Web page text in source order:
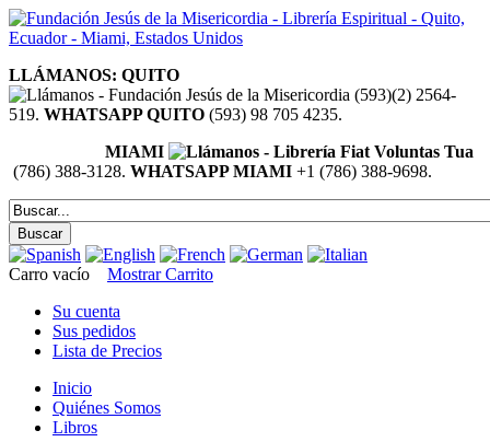
LLÁMANOS: QUITO
(593)(2) 2564-
519. WHATSAPP QUITO (593) 98 705 4235.
MIAMI
(786) 388-3128. WHATSAPP MIAMI +1 (786) 388-9698.
Carro vacío
Mostrar Carrito
Su cuenta
Sus pedidos
Lista de Precios
Inicio
Quiénes Somos
Libros